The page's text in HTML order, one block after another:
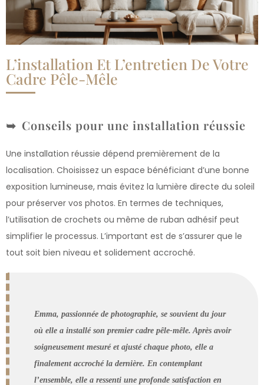
L’installation Et L’entretien De Votre
Cadre Pêle-Mêle
Conseils pour une installation réussie
Une installation réussie dépend premièrement de la
localisation. Choisissez un espace bénéficiant d’une bonne
exposition lumineuse, mais évitez la lumière directe du soleil
pour préserver vos photos. En termes de techniques,
l’utilisation de crochets ou même de ruban adhésif peut
simplifier le processus. L’important est de s’assurer que le
tout soit bien niveau et solidement accroché.
Emma, passionnée de photographie, se souvient du jour
où elle a installé son premier cadre pêle-mêle. Après avoir
soigneusement mesuré et ajusté chaque photo, elle a
finalement accroché la dernière. En contemplant
l’ensemble, elle a ressenti une profonde satisfaction en